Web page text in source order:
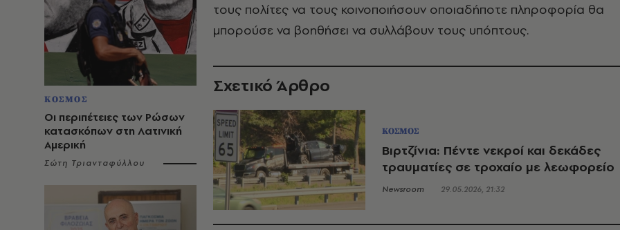
ΚΟΣΜΟΣ
Οι περιπέτειες των Ρώσων
κατασκόπων στη Λατινική
Αμερική
Σώτη Τριανταφύλλου
τους πολίτες να τους κοινοποιήσουν οποιαδήποτε πληροφορία θα
μπορούσε να βοηθήσει να συλλάβουν τους υπόπτους.
Σχετικό Άρθρο
ΚΟΣΜΟΣ
Βιρτζίνια: Πέντε νεκροί και δεκάδες
τραυματίες σε τροχαίο με λεωφορείο
Newsroom 29.05.2026, 21:32